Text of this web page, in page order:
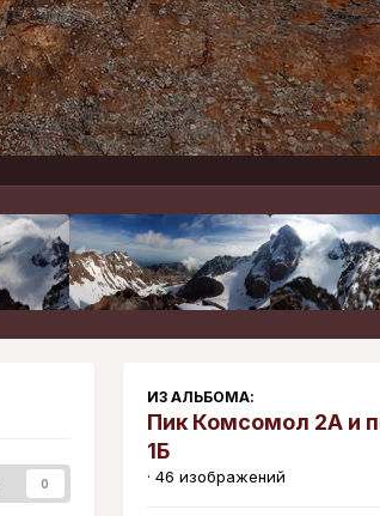
0
ИЗ АЛЬБОМА:
Пик Комсомол 2А и
1Б
· 46 изображений